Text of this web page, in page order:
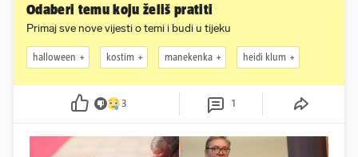
Odaberi temu koju želiš pratiti
Primaj sve nove vijesti o temi i budi u tijeku
halloween kostim manekenka heidi klum
3 1